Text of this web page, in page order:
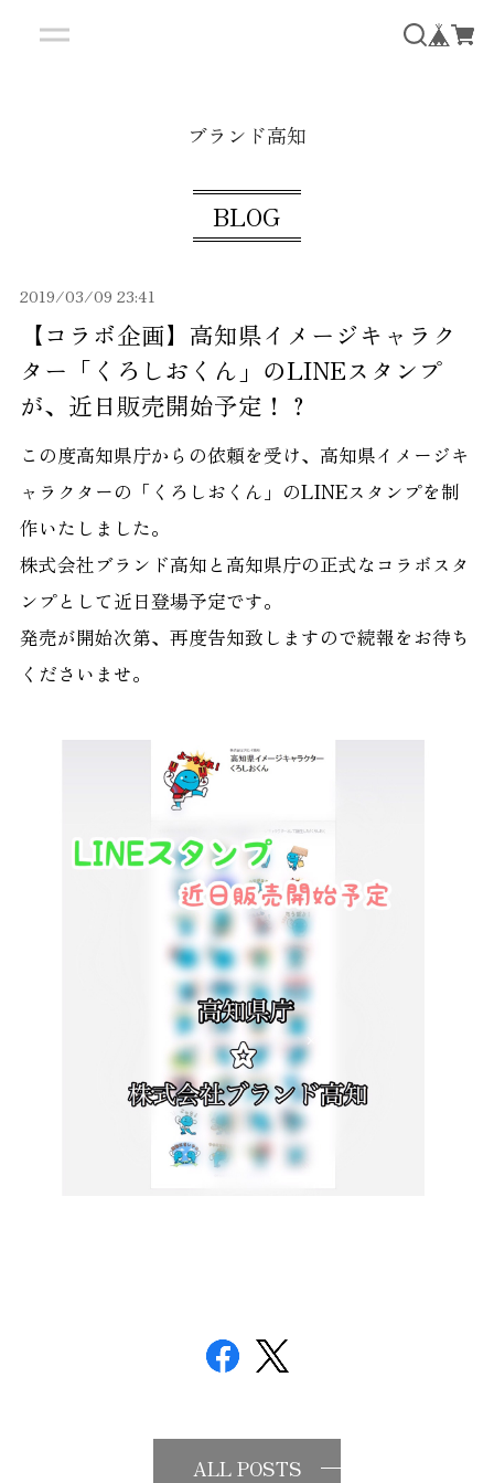
ブランド高知
BLOG
【コラボ企画】高知県イメージキャラク
ター「くろしおくん」のLINEスタンプ
が、近日販売開始予定！？
2019/03/09 23:41
この度高知県庁からの依頼を受け、高知県イメージキ
ャラクターの「くろしおくん」のLINEスタンプを制
作いたしました。
株式会社ブランド高知と高知県庁の正式なコラボスタ
ンプとして近日登場予定です。
発売が開始次第、再度告知致しますので続報をお待ち
くださいませ。
ALL POSTS